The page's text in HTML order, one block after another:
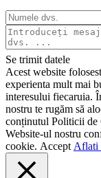
Se trimit datele
Acest website
experienta mult mai
interesului fiecaruia.
nostru te rugăm să
conținutul Politicii de
Website-ul nostru
cookie. Accept Aflati